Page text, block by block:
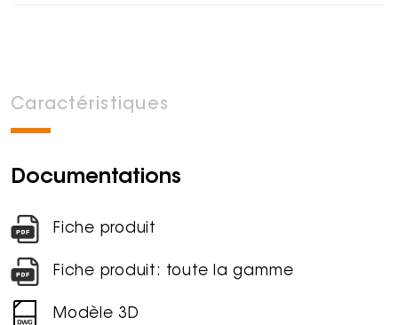
Caractéristiques
Documentations
Fiche produit
Fiche produit: toute la gamme
Modèle 3D